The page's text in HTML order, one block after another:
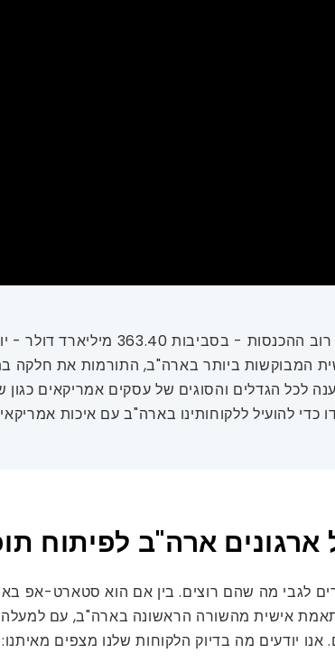
המבוקשות ביותר בארה"ב, התורמות את חלקה
לכל הגדלים והסוגים של עסקים אמריקאים
כדי להועיל ללקוחותינו בארה"ב עם איכות
ארה"ב לפיתוח
יודעים מה בדיוק הלקוחות שלנו מצפים מאיתנו: